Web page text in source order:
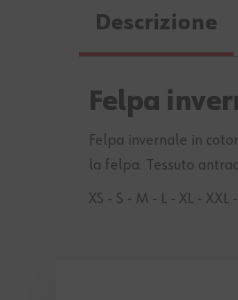
Descrizione
Felpa
Felpa invernale in
la felpa. Tessuto
XS - S - M - L - XL - XXL